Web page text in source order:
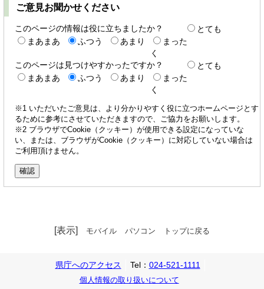
ご意見お聞かせください
このページの情報は役に立ちましたか？
とても
まあまあ
ふつう あまり
まった
く
このページは見つけやすかったですか？
とても
まあまあ
ふつう あまり
まった
く
※1 いただいたご意見は、より分かりやすく役に立つホームページとす
るために参考にさせていただきますので、ご協力をお願いします。
※2 ブラウザでCookie（クッキー）が使用できる設定になっていな
い、または、ブラウザがCookie（クッキー）に対応していない場合は
ご利用頂けません。
[表示] モバイル パソコン トップに戻る
県庁へのアクセス Tel： 024-521-1111
個人情報の取り扱いについて